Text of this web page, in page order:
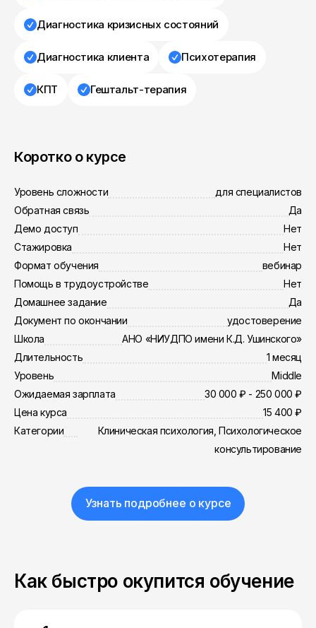
Диагностика кризисных состояний
Диагностика клиента Психотерапия
КПТ Гештальт-терапия
Коротко о курсе
Уровень сложности
для специалистов
Обратная связь
Да
Демо доступ
Нет
Стажировка
Нет
Формат обучения
вебинар
Помощь в трудоустройстве
Нет
Домашнее задание
Да
Документ по окончании
удостоверение
Школа
АНО «НИУДПО имени К.Д. Ушинского»
Длительность
1 месяц
Уровень
Middle
Ожидаемая зарплата
30 000 ₽ - 250 000 ₽
Цена курса
15 400 ₽
Категории
Клиническая психология, Психологическое
консультирование
Узнать подробнее о курсе
Как быстро окупится обучение